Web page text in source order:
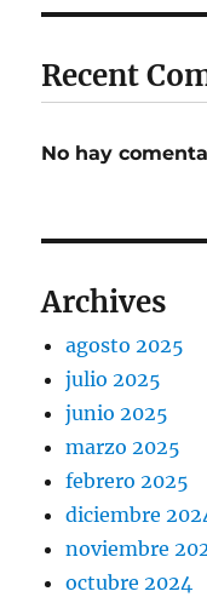
Recent
No hay
Archives
agosto 2025
julio 2025
junio 2025
marzo 2025
febrero 2025
diciembre
noviembre
octubre 2024